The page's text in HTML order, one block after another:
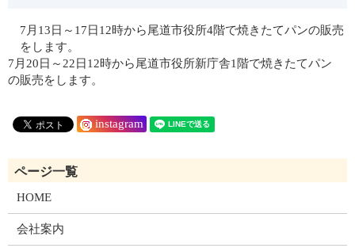
7月13日～17日12時から尾道市役所4階で焼きたてパンの販売
をします。
7月20日～22日12時から尾道市役所新庁舎1階で焼きたてパン
の販売をします。
instagram
HOME
会社案内